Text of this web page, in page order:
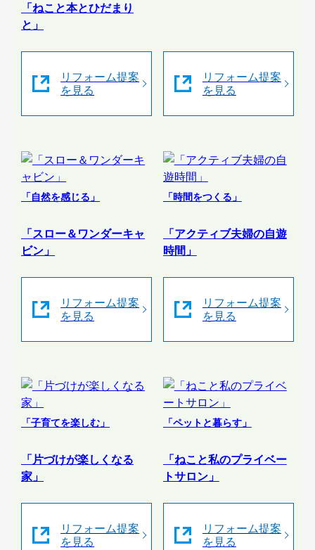
「ねこと本とひだまり
と」
リフォーム提案
を見る
リフォーム提案
を見る
「自然を感じる」
「スロー＆ワンダーキャ
ビン」
リフォーム提案
を見る
「時間をつくる」
「アクティブ夫婦の自遊
時間」
リフォーム提案
を見る
「子育てを楽しむ」
「片づけが楽しくなる
家」
リフォーム提案
を見る
「ペットと暮らす」
「ねこと私のプライベー
トサロン」
リフォーム提案
を見る